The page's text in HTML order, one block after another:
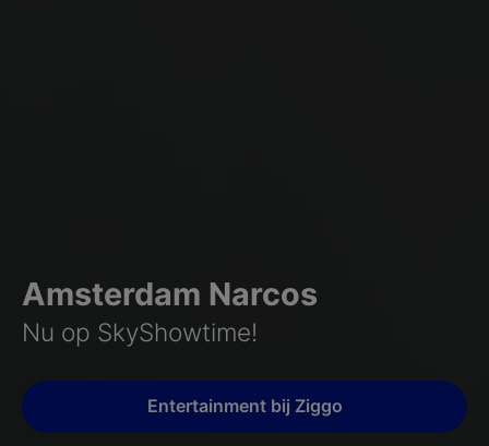
Amsterdam Narcos
Nu op SkyShowtime!
Entertainment bij Ziggo